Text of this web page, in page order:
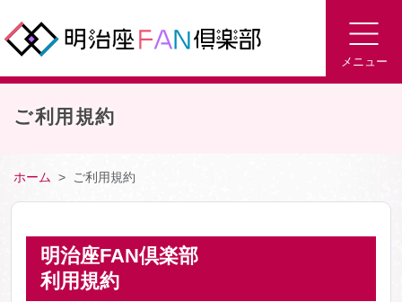
メニュー
ご利用規約
ホーム ご利用規約
明治座FAN倶楽部
利用規約